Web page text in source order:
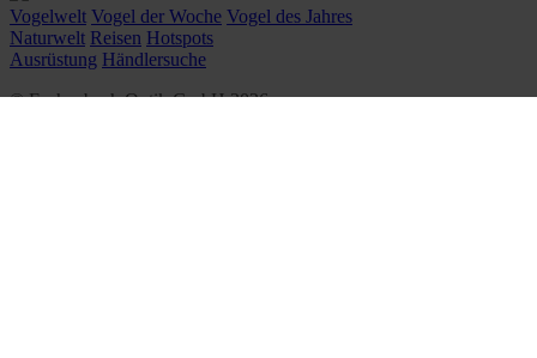
Vogelwelt Vogel der Woche Vogel des Jahres
Naturwelt Reisen Hotspots
Ausrüstung Händlersuche
© Eschenbach Optik GmbH 2026